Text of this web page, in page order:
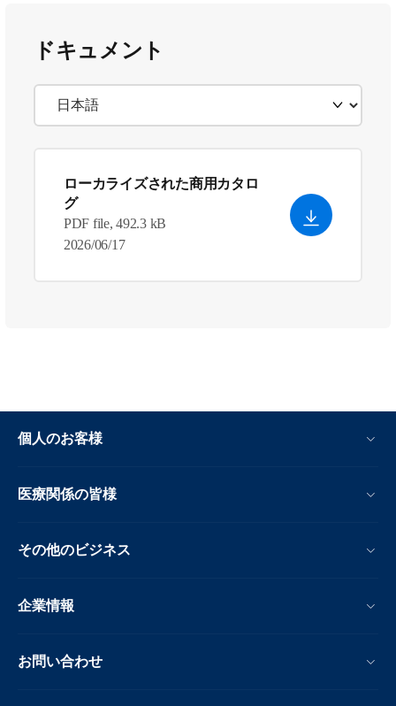
ドキュメント
ローカライズされた商用カタロ
グ
PDF file, 492.3 kB
2026/06/17
個人のお客様
医療関係の皆様
その他のビジネス
企業情報
お問い合わせ